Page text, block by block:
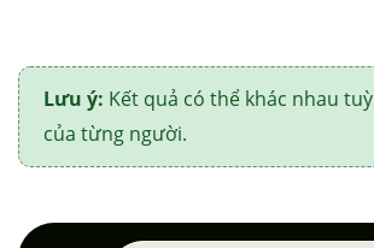
Lưu ý: Kết quả có thể khác nhau
của từng người.